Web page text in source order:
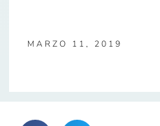
MARZO 11, 2019